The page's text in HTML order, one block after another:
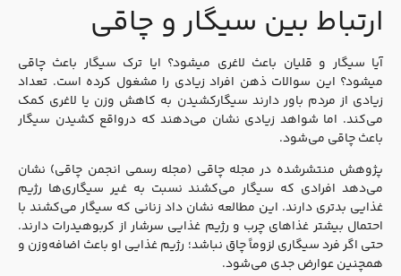
ارتباط بین سیگار و چاقی
آیا سیگار و قلیان باعث لاغری میشود؟ ایا ترک سیگار باعث چاقی
میشود؟ این سوالات ذهن افراد زیادی را مشغول کرده است. تعداد
زیادی از مردم باور دارند سیگارکشیدن به کاهش وزن یا لاغری کمک
می‌کند. اما شواهد زیادی نشان می‌دهند که درواقع کشیدن سیگار
باعث چاقی می‌شود.
پژوهش منتشرشده در مجله چاقی (مجله رسمی انجمن چاقی) نشان
می‌دهد افرادی که سیگار می‌کشند نسبت به غیر سیگاری‌ها رژیم
غذایی بدتری دارند. این مطالعه نشان داد زنانی که سیگار می‌کشند با
احتمال بیشتر غذاهای چرب و رژیم غذایی سرشار از کربوهیدرات دارند.
حتی اگر فرد سیگاری لزوماً چاق نباشد؛ رژیم غذایی او باعث اضافه‌وزن و
همچنین عوارض جدی می‌شود.